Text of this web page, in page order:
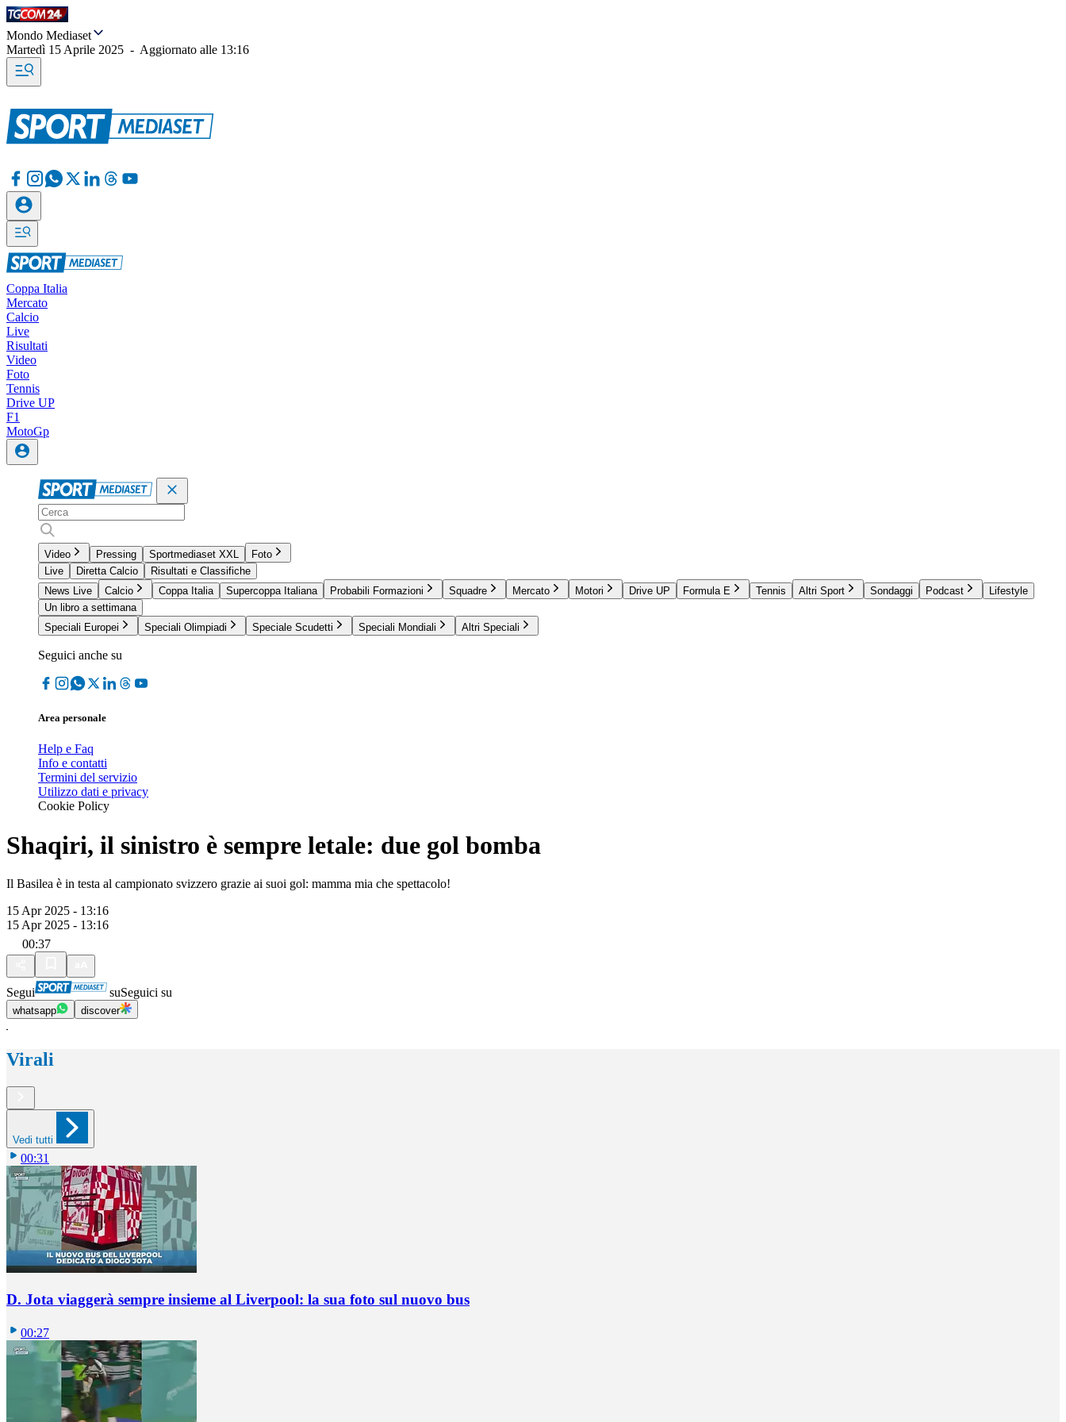
Mondo Mediaset
Martedì 15 Aprile 2025 - Aggiornato alle 13:16
Coppa Italia
Mercato
Calcio
Live
Risultati
Video
Foto
Tennis
Drive UP
F1
MotoGp
Video Pressing Sportmediaset XXL
Foto
Live
Diretta Calcio
Risultati e Classifiche
News Live
Calcio Coppa Italia Supercoppa Italiana Probabili Formazioni Squadre Mercato Motori Drive UP Formula E Tennis Altri Sport Sondaggi Podcast
Lifestyle
Un libro a settimana
Speciali Europei
Speciali Olimpiadi Speciale Scudetti Speciali Mondiali Altri Speciali
Seguici anche su
Area personale
Help e Faq
Info e contatti
Termini del servizio
Utilizzo dati e privacy
Cookie Policy
Shaqiri, il sinistro è sempre letale: due gol bomba
Il Basilea è in testa al campionato svizzero grazie ai suoi gol: mamma mia che spettacolo!
15 Apr 2025 - 13:16
15 Apr 2025 - 13:16
00:37
Segui suSeguici su
whatsapp discover
Virali
Vedi tutti
00:31
D. Jota viaggerà sempre insieme al Liverpool: la sua foto sul nuovo bus
00:27